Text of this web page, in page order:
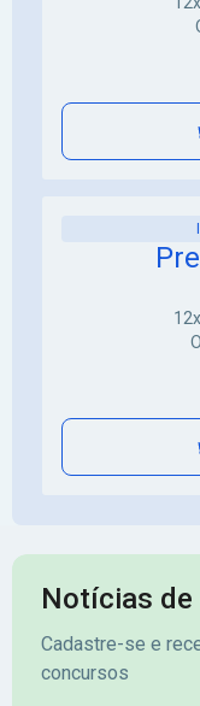
Notícias
Cadastre-se e
concursos